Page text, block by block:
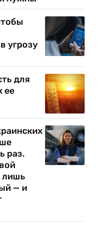
угрозу
для
ее
раз.
лишь
— и